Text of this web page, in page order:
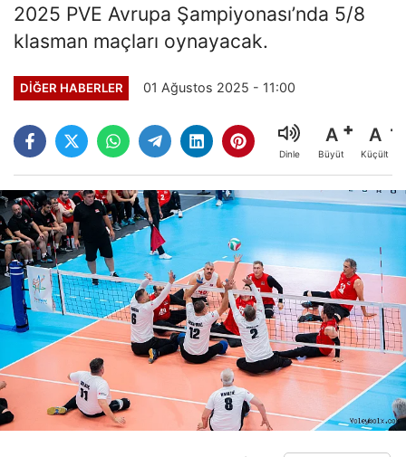
2025 PVE Avrupa Şampiyonası’nda 5/8
klasman maçları oynayacak.
DIĞER HABERLER 01 Ağustos 2025 - 11:00
Dinle
A
Büyüt
A
Küçült